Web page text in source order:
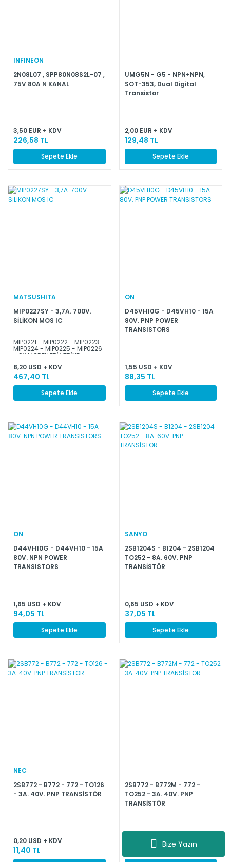
Bize Yazın
INFINEON
2N08L07 , SPP80N08S2L-07 ,
75V 80A N KANAL
3,50 EUR + KDV
226,58 TL
Sepete Ekle
UMG5N - G5 - NPN+NPN,
SOT-353, Dual Digital
Transistor
2,00 EUR + KDV
129,48 TL
Sepete Ekle
MATSUSHITA
MIP0227SY - 3,7A. 700V.
SİLİKON MOS IC
MIP0221 - MIP0222 - MIP0223 -
MIP0224 - MIP0225 - MIP0226
- SY MODELLERİ YERİNE
8,20 USD + KDV
467,40 TL
Sepete Ekle
ON
D45VH10G - D45VH10 - 15A
80V. PNP POWER
TRANSISTORS
1,55 USD + KDV
88,35 TL
Sepete Ekle
ON
D44VH10G - D44VH10 - 15A
80V. NPN POWER
TRANSISTORS
1,65 USD + KDV
94,05 TL
Sepete Ekle
SANYO
2SB1204S - B1204 - 2SB1204
TO252 - 8A. 60V. PNP
TRANSİSTÖR
0,65 USD + KDV
37,05 TL
Sepete Ekle
NEC
2SB772 - B772 - 772 - TO126
- 3A. 40V. PNP TRANSİSTÖR
0,20 USD + KDV
11,40 TL
2SB772 - B772M - 772 -
TO252 - 3A. 40V. PNP
TRANSİSTÖR
0,25 USD + KDV
14,25 TL